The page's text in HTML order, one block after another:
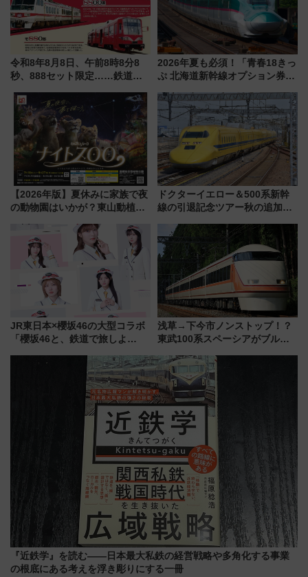
令和8年8月8日、午前8時8分8
秒、888セット限定……鉄道各
たち
2026年夏も必須！「青春18きっ
ぷ 北海道新幹線オプション券」
の罠
【2026年版】夏休みに家族で夜
の動物園はいかが？東山動植物
ZOO」開催情報
ドクターイエロー＆500系新幹
線の引退記念ツアー秋の追加企
ホテル情報まとめ
JR東日本×櫻坂46の大型コラボ
「櫻坂46と、鉄道で旅しよ
潟・長野・庄内へ
浅草→下今市ノンストップ！？
東武100系スペーシアがブルー
ー当時の停車駅」を再現 運転
時刻や特急券の買い方を紹介
『近鉄学』を読む――日本最大私鉄の経営戦略や多角化する事業
の根底にある考えを浮き彫りにする一冊